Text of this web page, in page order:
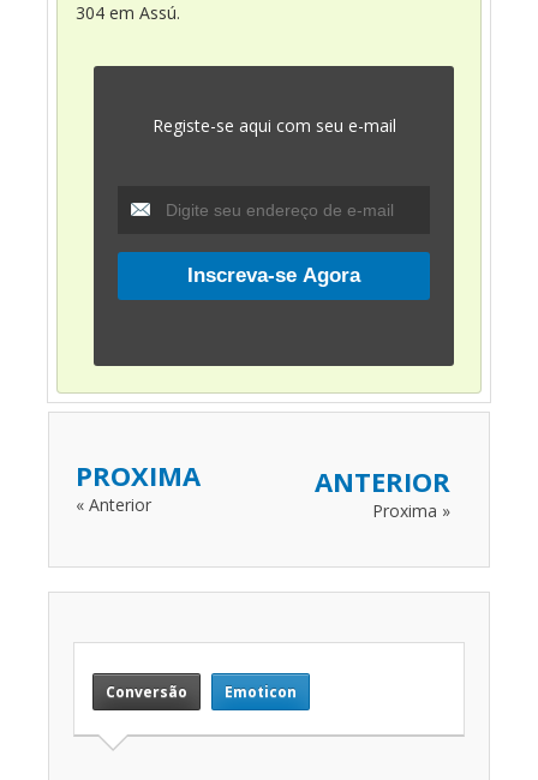
304 em Assú.
Registe-se aqui com seu e-mail
PROXIMA
« Anterior
ANTERIOR
Proxima »
Conversão Emoticon